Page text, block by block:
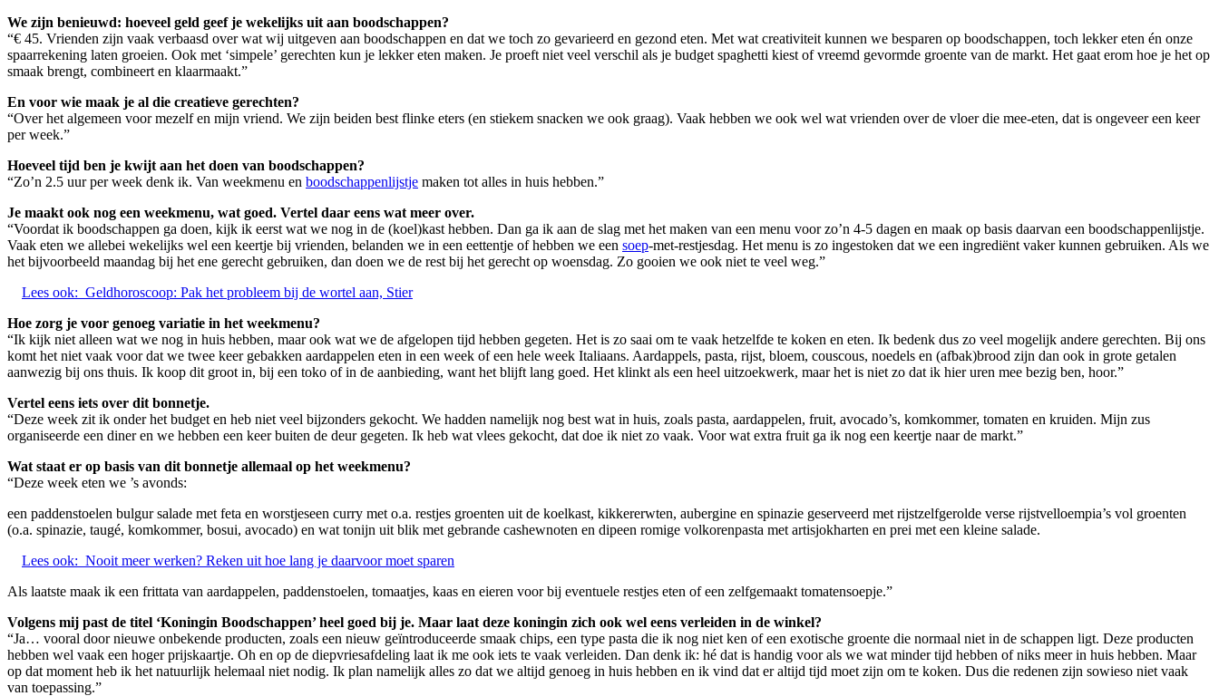
We zijn benieuwd: hoeveel geld geef je wekelijks uit aan boodschappen?
“€ 45. Vrienden zijn vaak verbaasd over wat wij uitgeven aan boodschappen en dat we toch zo gevarieerd en gezond eten. Met wat creativiteit kunnen we besparen op boodschappen, toch lekker eten én onze
spaarrekening laten groeien. Ook met ‘simpele’ gerechten kun je lekker eten maken. Je proeft niet veel verschil als je budget spaghetti kiest of vreemd gevormde groente van de markt. Het gaat erom hoe je het op
smaak brengt, combineert en klaarmaakt.”
En voor wie maak je al die creatieve gerechten?
“Over het algemeen voor mezelf en mijn vriend. We zijn beiden best flinke eters (en stiekem snacken we ook graag). Vaak hebben we ook wel wat vrienden over de vloer die mee-eten, dat is ongeveer een keer
per week.”
Hoeveel tijd ben je kwijt aan het doen van boodschappen?
“Zo’n 2.5 uur per week denk ik. Van weekmenu en boodschappenlijstje maken tot alles in huis hebben.”
Je maakt ook nog een weekmenu, wat goed. Vertel daar eens wat meer over.
“Voordat ik boodschappen ga doen, kijk ik eerst wat we nog in de (koel)kast hebben. Dan ga ik aan de slag met het maken van een menu voor zo’n 4-5 dagen en maak op basis daarvan een boodschappenlijstje.
Vaak eten we allebei wekelijks wel een keertje bij vrienden, belanden we in een eettentje of hebben we een soep-met-restjesdag. Het menu is zo ingestoken dat we een ingrediënt vaker kunnen gebruiken. Als we
het bijvoorbeeld maandag bij het ene gerecht gebruiken, dan doen we de rest bij het gerecht op woensdag. Zo gooien we ook niet te veel weg.”
Lees ook: Geldhoroscoop: Pak het probleem bij de wortel aan, Stier
Hoe zorg je voor genoeg variatie in het weekmenu?
“Ik kijk niet alleen wat we nog in huis hebben, maar ook wat we de afgelopen tijd hebben gegeten. Het is zo saai om te vaak hetzelfde te koken en eten. Ik bedenk dus zo veel mogelijk andere gerechten. Bij ons
komt het niet vaak voor dat we twee keer gebakken aardappelen eten in een week of een hele week Italiaans. Aardappels, pasta, rijst, bloem, couscous, noedels en (afbak)brood zijn dan ook in grote getalen
aanwezig bij ons thuis. Ik koop dit groot in, bij een toko of in de aanbieding, want het blijft lang goed. Het klinkt als een heel uitzoekwerk, maar het is niet zo dat ik hier uren mee bezig ben, hoor.”
Vertel eens iets over dit bonnetje.
“Deze week zit ik onder het budget en heb niet veel bijzonders gekocht. We hadden namelijk nog best wat in huis, zoals pasta, aardappelen, fruit, avocado’s, komkommer, tomaten en kruiden. Mijn zus
organiseerde een diner en we hebben een keer buiten de deur gegeten. Ik heb wat vlees gekocht, dat doe ik niet zo vaak. Voor wat extra fruit ga ik nog een keertje naar de markt.”
Wat staat er op basis van dit bonnetje allemaal op het weekmenu?
“Deze week eten we ’s avonds:
een paddenstoelen bulgur salade met feta en worstjeseen curry met o.a. restjes groenten uit de koelkast, kikkererwten, aubergine en spinazie geserveerd met rijstzelfgerolde verse rijstvelloempia’s vol groenten
(o.a. spinazie, taugé, komkommer, bosui, avocado) en wat tonijn uit blik met gebrande cashewnoten en dipeen romige volkorenpasta met artisjokharten en prei met een kleine salade.
Lees ook: Nooit meer werken? Reken uit hoe lang je daarvoor moet sparen
Als laatste maak ik een frittata van aardappelen, paddenstoelen, tomaatjes, kaas en eieren voor bij eventuele restjes eten of een zelfgemaakt tomatensoepje.”
Volgens mij past de titel ‘Koningin Boodschappen’ heel goed bij je. Maar laat deze koningin zich ook wel eens verleiden in de winkel?
“Ja… vooral door nieuwe onbekende producten, zoals een nieuw geïntroduceerde smaak chips, een type pasta die ik nog niet ken of een exotische groente die normaal niet in de schappen ligt. Deze producten
hebben wel vaak een hoger prijskaartje. Oh en op de diepvriesafdeling laat ik me ook iets te vaak verleiden. Dan denk ik: hé dat is handig voor als we wat minder tijd hebben of niks meer in huis hebben. Maar
op dat moment heb ik het natuurlijk helemaal niet nodig. Ik plan namelijk alles zo dat we altijd genoeg in huis hebben en ik vind dat er altijd tijd moet zijn om te koken. Dus die redenen zijn sowieso niet vaak
van toepassing.”